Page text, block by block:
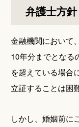
弁護士方
金融機関において
10年分までとなる
を超えている場合
立証することは困
しかし、婚姻前に